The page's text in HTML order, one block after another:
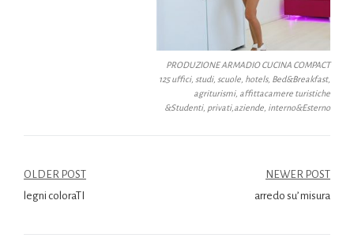
PRODUZIONE ARMADIO CUCINA COMPACT
125 uffici, studi, scuole, hotels, Bed&Breakfast,
agriturismi, affittacamere turistiche
&Studenti, privati,aziende, interno&Esterno
OLDER POST
legni coloraTI
NEWER POST
arredo su’ misura